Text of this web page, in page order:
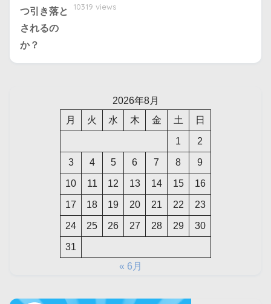
10319 views
2026年8月
月
火 水 木 金 土 日
1 2
3 4 5 6 7 8 9
10 11 12 13 14 15 16
17 18 19 20 21 22 23
24 25 26 27 28 29 30
31
« 6月